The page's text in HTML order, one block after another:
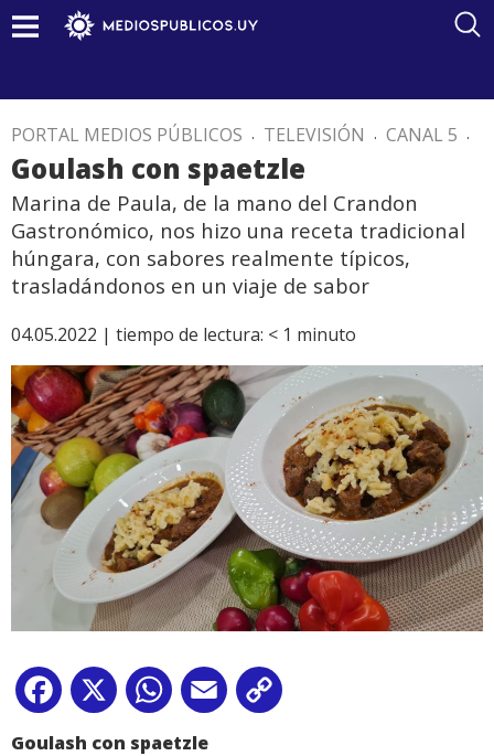
PORTAL MEDIOS PÚBLICOS . TELEVISIÓN . CANAL 5 .
Goulash con spaetzle
Marina de Paula, de la mano del Crandon
Gastronómico, nos hizo una receta tradicional
húngara, con sabores realmente típicos,
trasladándonos en un viaje de sabor
04.05.2022 | tiempo de lectura: < 1 minuto
Facebook
X WhatsApp
Email
Goulash con spaetzle